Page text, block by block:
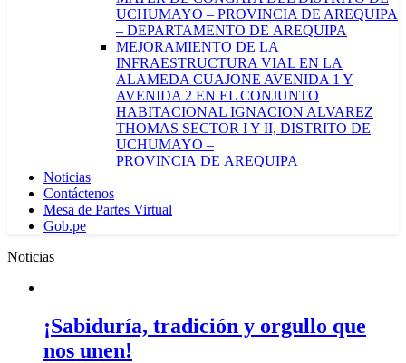
UCHUMAYO – PROVINCIA DE AREQUIPA
– DEPARTAMENTO DE AREQUIPA
MEJORAMIENTO DE LA
INFRAESTRUCTURA VIAL EN LA
ALAMEDA CUAJONE AVENIDA 1 Y
AVENIDA 2 EN EL CONJUNTO
HABITACIONAL IGNACION ALVAREZ
THOMAS SECTOR I Y II, DISTRITO DE
UCHUMAYO –
PROVINCIA DE AREQUIPA
Noticias
Contáctenos
Mesa de Partes Virtual
Gob.pe
Noticias
¡Sabiduría, tradición y orgullo que
nos unen!